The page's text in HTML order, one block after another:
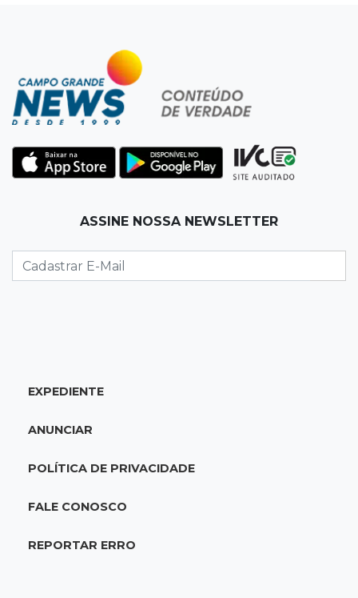
Direto das ruas
Ventania arranca teto de oficina mecânica e
danifica residências na Capital
Gracyanne Barbosa se reconcilia com o pai em
viagem a MS
R$ 200 mil
toneladas de soja em MS
13:58Coisa de brasileiro
mensagens do Pix
Carreta cai em rio após ponte de madeira
ASSINE NOSSA NEWSLETTER
EXPEDIENTE
ANUNCIAR
POLÍTICA DE PRIVACIDADE
FALE CONOSCO
REPORTAR ERRO